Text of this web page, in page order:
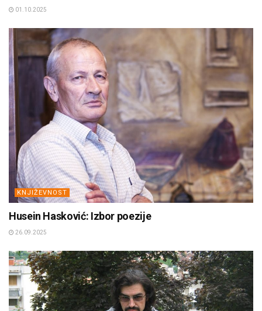
01.10.2025
KNJIŽEVNOST
Husein Hasković: Izbor poezije
26.09.2025